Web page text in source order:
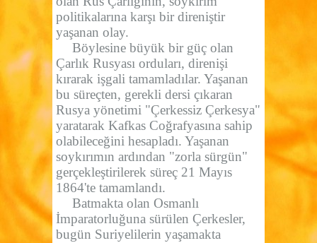
politikalarına karşı bir direniştir
yaşanan olay.
Böylesine büyük bir güç olan
Çarlık Rusyası orduları, direnişi
kırarak işgali tamamladılar. Yaşanan
bu süreçten, gerekli dersi çıkaran
Rusya yönetimi "Çerkessiz Çerkesya"
yaratarak Kafkas Coğrafyasına sahip
olabileceğini hesapladı. Yaşanan
soykırımın ardından "zorla sürgün"
gerçekleştirilerek süreç 21 Mayıs
1864'te tamamlandı.
Batmakta olan Osmanlı
İmparatorluğuna sürülen Çerkesler,
bugün Suriyelilerin yaşamakta